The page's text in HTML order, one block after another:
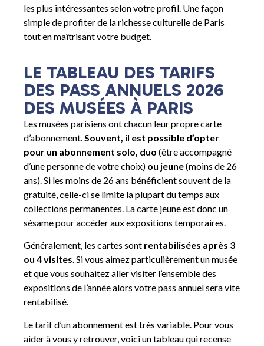
les plus intéressantes selon votre profil. Une façon
simple de profiter de la richesse culturelle de Paris
tout en maîtrisant votre budget.
LE TABLEAU DES TARIFS
DES PASS ANNUELS 2026
DES MUSÉES À PARIS
Les musées parisiens ont chacun leur propre carte
d’abonnement.Souvent, il est possible d’opter
pour un abonnement solo, duo (être accompagné
d’une personne de votre choix) ou jeune(moins de 26
ans). Si les moins de 26 ans bénéficient souvent de la
gratuité, celle-ci se limite la plupart du temps aux
collections permanentes. La carte jeune est donc un
sésame pour accéder aux expositions temporaires.
Généralement, les cartes sont rentabilisées après 3
ou 4 visites. Si vous aimez particulièrement un musée
et que vous souhaitez aller visiter l’ensemble des
expositions de l’année alors votre pass annuel sera vite
rentabilisé.
Le tarif d’un abonnement est très variable. Pour vous
aider à vous y retrouver, voici un tableau qui recense